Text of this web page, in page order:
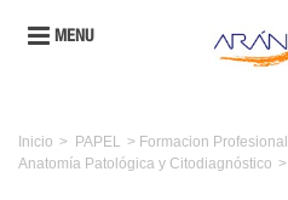
MENU
Inicio > PAPEL > Formacion Profesional
Anatomía Patológica y Citodiagnóstico >